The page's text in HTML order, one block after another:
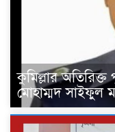
কুমিল্লার
মোহাম্মদ সাইফুল